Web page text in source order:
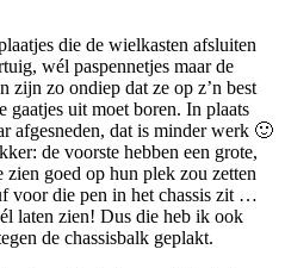
die de wielkasten afsluiten
wél paspennetjes maar de
zijn zo ondiep dat ze op z’n best
uit moet boren. In plaats
afgesneden, dat is minder werk 🙂
de voorste hebben een grote,
zien goed op hun plek zou zetten
voor die pen in het chassis zit …
laten zien! Dus die heb ik ook
de chassisbalk geplakt.